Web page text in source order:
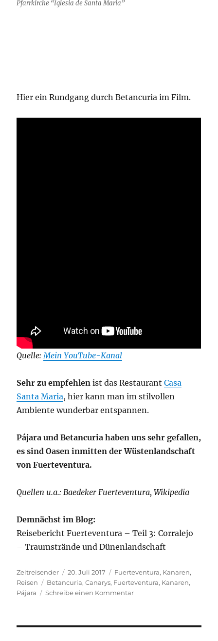
Pfarrkirche “Iglesia de Santa Maria”
Hier ein Rundgang durch Betancuria im Film.
Quelle:Mein YouTube-Kanal
Sehr zu empfehlen ist das RestaurantCasa
Santa Maria, hier kann man im stilvollen
Ambiente wunderbar entspannen.
Pájara und Betancuria haben uns sehr gefallen,
es sind Oasen inmitten der Wüstenlandschaft
von Fuerteventura.
Quellen u.a.: Baedeker Fuerteventura, Wikipedia
Demnächst im Blog:
Reisebericht Fuerteventura – Teil 3: Corralejo
– Traumstrände und Dünenlandschaft
Autor
Zeitreisender
Veröffentlicht
am
20. Juli 2017 Kategorien
Fuerteventura, Kanaren,
Reisen
Schlagwörter
Betancuria,Canarys, Fuerteventura, Kanaren,
Pájara
Schreibe einen Kommentarzu